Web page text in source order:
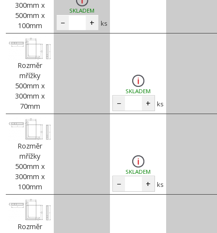
300mm x
500mm x
100mm
SKLADEM
− + ks
Rozměr
mřížky
500mm x
300mm x
70mm
SKLADEM
− + ks
Rozměr
mřížky
500mm x
300mm x
100mm
SKLADEM
− + ks
Rozměr